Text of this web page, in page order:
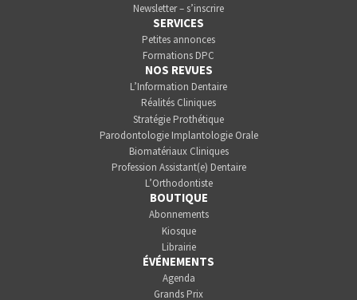
Newsletter – s’inscrire
SERVICES
Petites annonces
Formations DPC
NOS REVUES
L’Information Dentaire
Réalités Cliniques
Stratégie Prothétique
Parodontologie Implantologie Orale
Biomatériaux Cliniques
Profession Assistant(e) Dentaire
L’Orthodontiste
BOUTIQUE
Abonnements
Kiosque
Librairie
ÉVÉNEMENTS
Agenda
Grands Prix